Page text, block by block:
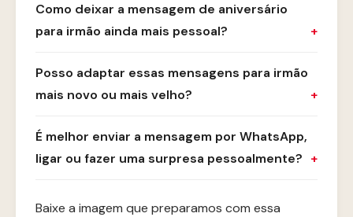
Como deixar a mensagem de aniversário
para irmão ainda mais pessoal?
Posso adaptar essas mensagens para irmão
mais novo ou mais velho?
É melhor enviar a mensagem por WhatsApp,
ligar ou fazer uma surpresa pessoalmente?
Baixe a imagem que preparamos com essa